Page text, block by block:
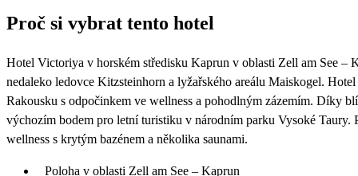
31
Proč si vybrat tento hotel
Hotel Victoriya v horském středisku Kaprun v oblasti Zell am See –
nedaleko ledovce Kitzsteinhorn a lyžařského areálu Maiskogel.
Rakousku s odpočinkem ve wellness a pohodlným zázemím. Díky
výchozím bodem pro letní turistiku v národním parku Vysoké
wellness s krytým bazénem a několika saunami.
Poloha v oblasti Zell am See – Kaprun